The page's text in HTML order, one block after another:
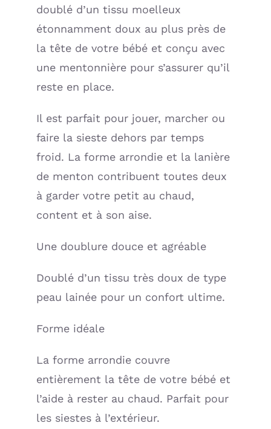
doublé d’un tissu moelleux
étonnamment doux au plus près de
la tête de votre bébé et conçu avec
une mentonnière pour s’assurer qu’il
reste en place.
Il est parfait pour jouer, marcher ou
faire la sieste dehors par temps
froid. La forme arrondie et la lanière
de menton contribuent toutes deux
à garder votre petit au chaud,
content et à son aise.
Une doublure douce et agréable
Doublé d’un tissu très doux de type
peau lainée pour un confort ultime.
Forme idéale
La forme arrondie couvre
entièrement la tête de votre bébé et
l’aide à rester au chaud. Parfait pour
les siestes à l’extérieur.